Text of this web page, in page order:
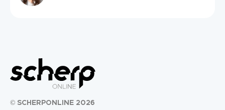
© SCHERPONLINE 2026